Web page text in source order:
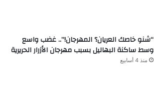
“شنو خاصك العريان؟ المهرجان!”.. غضب واسع
وسط ساكنة البهاليل بسبب مهرجان الأزرار الحريرية
منذ 4 أسابيع